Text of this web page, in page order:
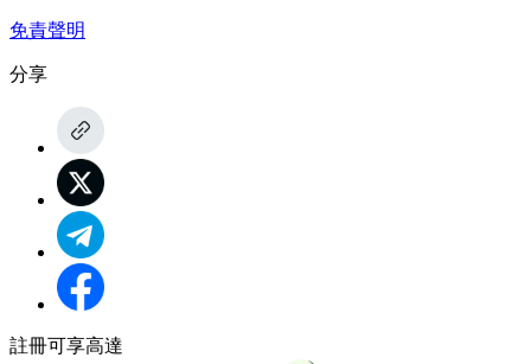
免責聲明
分享
註冊可享高達